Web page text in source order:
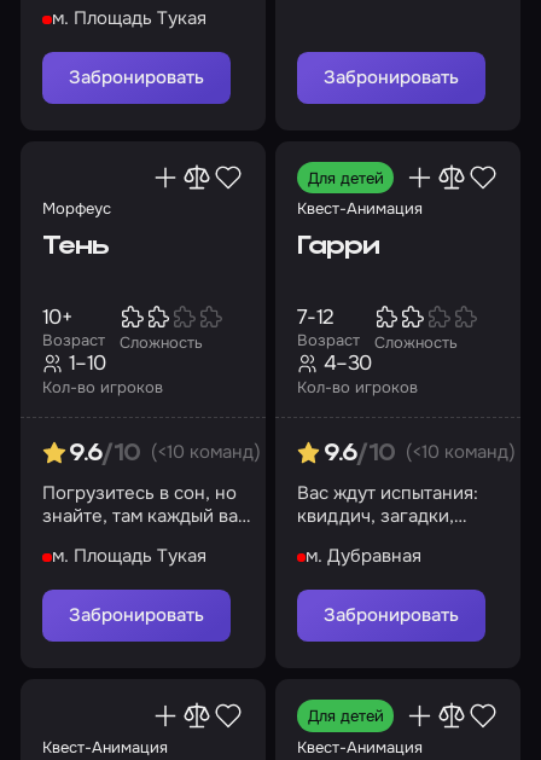
м. Площадь Тукая
Забронировать Забронировать
Морфеус
Тень
Возраст
10+
Сложность
Кол-во игроков
1–10
9.6/10 (<10 команд)
Погрузитесь в сон, но
знайте, там каждый ваш
Найдите свой путь!
м. Площадь Тукая
Забронировать
Для детей
Квест-Анимация
Гарри
Возраст
7-12
Сложность
Кол-во игроков
4–30
9.6/10 (<10 команд)
Вас ждут испытания:
квиддич, загадки,
м. Дубравная
Забронировать
Квест-Анимация
Для детей
Квест-Анимация